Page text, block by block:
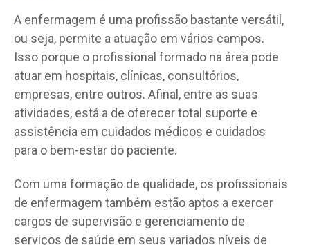
A enfermagem é uma profissão bastante versátil,
ou seja, permite a atuação em vários campos.
Isso porque o profissional formado na área pode
atuar em hospitais, clínicas, consultórios,
empresas, entre outros. Afinal, entre as suas
atividades, está a de oferecer total suporte e
assistência em cuidados médicos e cuidados
para o bem-estar do paciente.
Com uma formação de qualidade, os profissionais
de enfermagem também estão aptos a exercer
cargos de supervisão e gerenciamento de
serviços de saúde em seus variados níveis de